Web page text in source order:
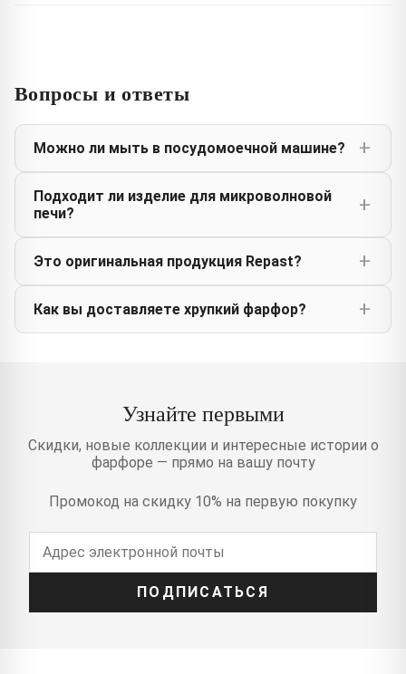
Вопросы и ответы
Можно ли мыть в посудомоечной машине?
Подходит ли изделие для микроволновой
печи?
Это оригинальная продукция Repast?
Как вы доставляете хрупкий фарфор?
Узнайте первыми
Скидки, новые коллекции и интересные истории о
фарфоре — прямо на вашу почту
Промокод на скидку 10% на первую покупку
ПОДПИСАТЬСЯ